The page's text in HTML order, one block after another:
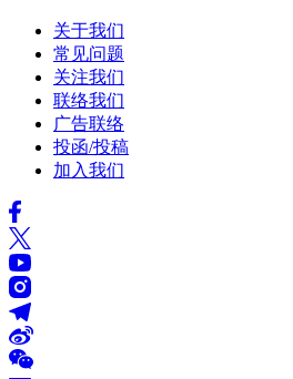
关于我们
常见问题
关注我们
联络我们
广告联络
投函/投稿
加入我们